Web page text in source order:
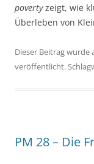
povertyzeigt, wie
Überleben von
Dieser Beitrag wurde
veröffentlicht.
PM 28 – Die